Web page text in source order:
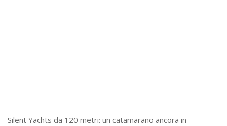
Silent Yachts da 120 metri: un catamarano ancora in